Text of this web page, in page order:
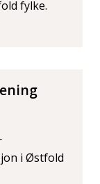
fylke.
i Østfold